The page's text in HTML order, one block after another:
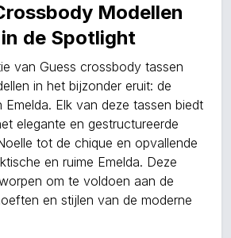
Modellen
de Spotlight
van Guess crossbody tassen
in het bijzonder eruit: de
Emelda. Elk van deze tassen biedt
elegante en gestructureerde
tot de chique en opvallende
en ruime Emelda. Deze
om te voldoen aan de
en stijlen van de moderne